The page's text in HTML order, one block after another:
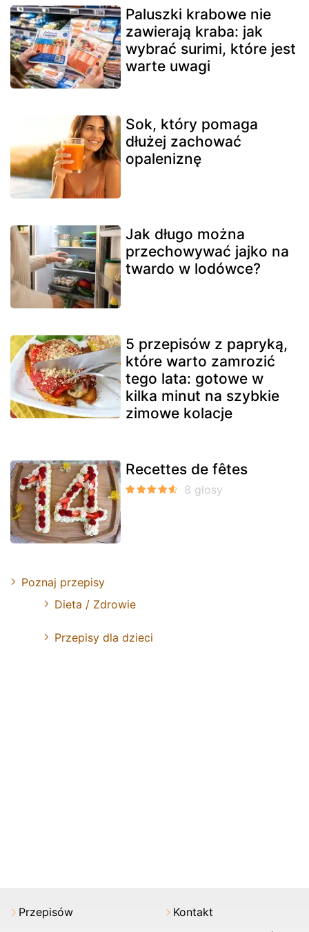
Paluszki krabowe nie
zawierają kraba: jak
wybrać surimi, które jest
warte uwagi
Sok, który pomaga
dłużej zachować
opaleniznę
Jak długo można
przechowywać jajko na
twardo w lodówce?
5 przepisów z papryką,
które warto zamrozić
tego lata: gotowe w
kilka minut na szybkie
zimowe kolacje
Recettes de fêtes
Poznaj przepisy
Dieta / Zdrowie
Przepisy dla dzieci
Przepisów
Kontakt